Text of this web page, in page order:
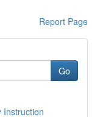
Report Page
Go
Instruction